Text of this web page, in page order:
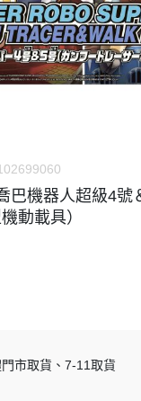
巴機器人超級4號
動載具）
市取貨
7-11取貨